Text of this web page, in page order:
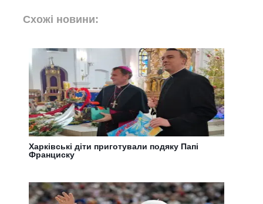
Схожі новини:
Харківські діти приготували подяку Папі
Франциску